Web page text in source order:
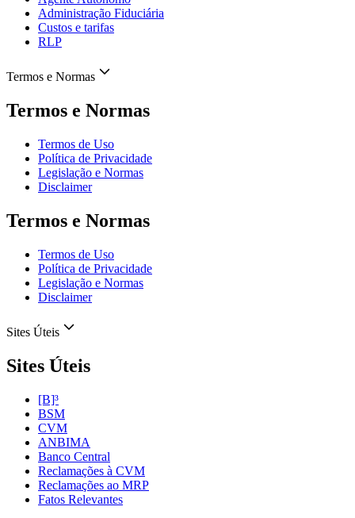
Administração Fiduciária
Custos e tarifas
RLP
Termos e Normas
Termos e Normas
Termos de Uso
Política de Privacidade
Legislação e Normas
Disclaimer
Termos e Normas
Termos de Uso
Política de Privacidade
Legislação e Normas
Disclaimer
Sites Úteis
Sites Úteis
[B]³
BSM
CVM
ANBIMA
Banco Central
Reclamações à CVM
Reclamações ao MRP
Fatos Relevantes